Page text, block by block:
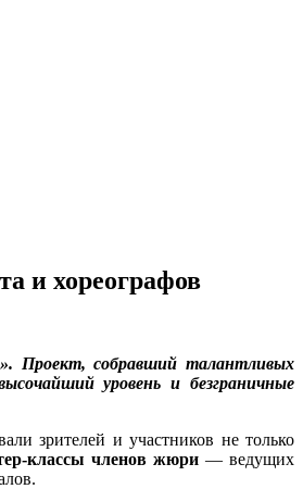
и хореографов
Проект, собравший талантливых
уровень и безграничные
зрителей и участников не только
классы членов жюри— ведущих